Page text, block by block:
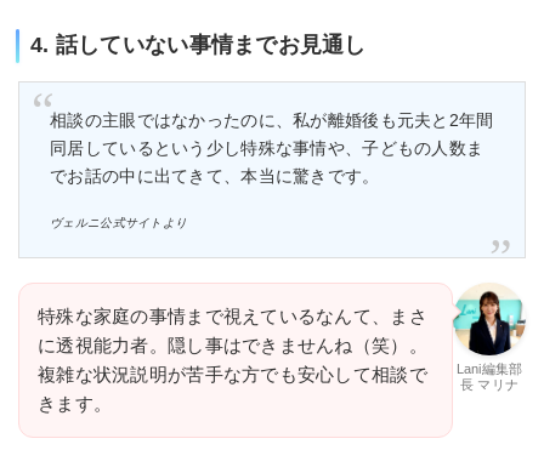
4. 話していない事情までお見通し
相談の主眼ではなかったのに、私が離婚後も元夫と2年間
同居しているという少し特殊な事情や、子どもの人数ま
でお話の中に出てきて、本当に驚きです。
ヴェルニ公式サイトより
Lani編集部
長 マリナ
特殊な家庭の事情まで視えているなんて、まさ
に透視能力者。隠し事はできませんね（笑）。
複雑な状況説明が苦手な方でも安心して相談で
きます。